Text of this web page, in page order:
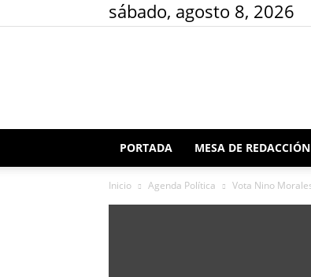
sábado, agosto 8, 2026
PORTADA MESA DE REDACCIÓN
Inicio Agenda Política Vota Nino